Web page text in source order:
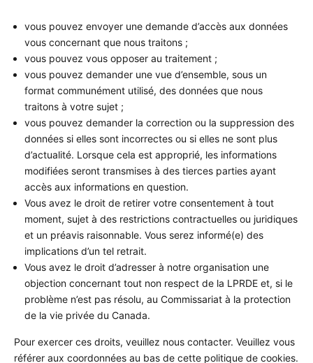
vous pouvez envoyer une demande d’accès aux données
vous concernant que nous traitons ;
vous pouvez vous opposer au traitement ;
vous pouvez demander une vue d’ensemble, sous un
format communément utilisé, des données que nous
traitons à votre sujet ;
vous pouvez demander la correction ou la suppression des
données si elles sont incorrectes ou si elles ne sont plus
d’actualité. Lorsque cela est approprié, les informations
modifiées seront transmises à des tierces parties ayant
accès aux informations en question.
Vous avez le droit de retirer votre consentement à tout
moment, sujet à des restrictions contractuelles ou juridiques
et un préavis raisonnable. Vous serez informé(e) des
implications d’un tel retrait.
Vous avez le droit d’adresser à notre organisation une
objection concernant tout non respect de la LPRDE et, si le
problème n’est pas résolu, au Commissariat à la protection
de la vie privée du Canada.
Pour exercer ces droits, veuillez nous contacter. Veuillez vous
référer aux coordonnées au bas de cette politique de cookies.